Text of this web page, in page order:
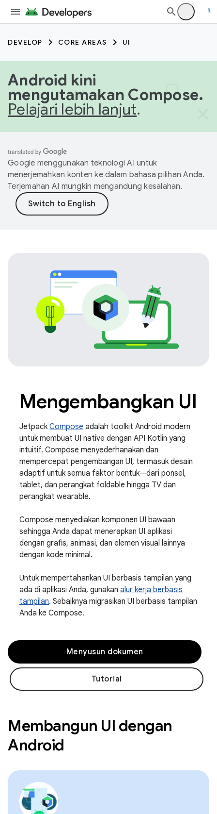
DEVELOP CORE AREAS UI
Android kini
mengutamakan Compose.
Pelajari lebih lanjut.
Google menggunakan teknologi AI untuk
menerjemahkan konten ke dalam bahasa pilihan Anda.
Terjemahan AI mungkin mengandung kesalahan.
Mengembangkan UI
Jetpack Compose adalah toolkit Android modern
untuk membuat UI native dengan API Kotlin yang
intuitif. Compose menyederhanakan dan
mempercepat pengembangan UI, termasuk desain
adaptif untuk semua faktor bentuk—dari ponsel,
tablet, dan perangkat foldable hingga TV dan
perangkat wearable.
Compose menyediakan komponen UI bawaan
sehingga Anda dapat menerapkan UI aplikasi
dengan grafis, animasi, dan elemen visual lainnya
dengan kode minimal.
Untuk mempertahankan UI berbasis tampilan yang
ada di aplikasi Anda, gunakan alur kerja berbasis
tampilan. Sebaiknya migrasikan UI berbasis tampilan
Anda ke Compose.
Menyusun dokumen
Tutorial
Membangun UI dengan
Android